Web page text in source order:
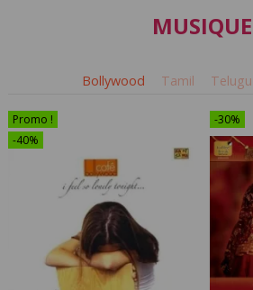
MUSIQUE
Bollywood Tamil Telugu
Promo !
-40%
-30%